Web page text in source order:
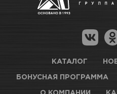
Новосибирск, Петухова,
КАРТА ПРОЕЗДА И КОНТАКТЫ
Гарантия на товар
Магазины для
Оптовые поставки
КАТАЛОГ
БОНУСНАЯ ПРОГРАММА
О КОМПАНИИ